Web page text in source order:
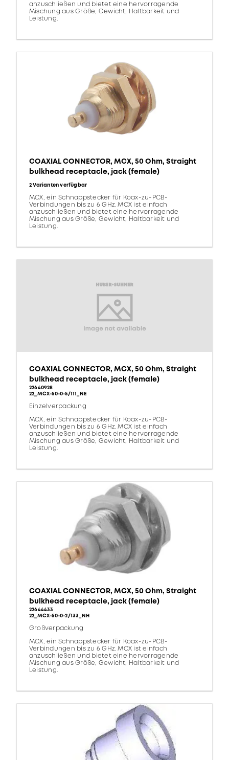
anzuschließen und bietet eine hervorragende
Mischung aus Größe, Gewicht, Haltbarkeit und
Leistung.
COAXIAL CONNECTOR, MCX, 50 Ohm, Straight
bulkhead receptacle, jack (female)
2 Varianten verfügbar
MCX, ein Schnappstecker für Koax-zu-PCB-
Verbindungen bis zu 6 GHz. MCX ist einfach
anzuschließen und bietet eine hervorragende
Mischung aus Größe, Gewicht, Haltbarkeit und
Leistung.
COAXIAL CONNECTOR, MCX, 50 Ohm, Straight
bulkhead receptacle, jack (female)
22640928
22_MCX-50-0-5/111_NE
Einzelverpackung
MCX, ein Schnappstecker für Koax-zu-PCB-
Verbindungen bis zu 6 GHz. MCX ist einfach
anzuschließen und bietet eine hervorragende
Mischung aus Größe, Gewicht, Haltbarkeit und
Leistung.
COAXIAL CONNECTOR, MCX, 50 Ohm, Straight
bulkhead receptacle, jack (female)
22644433
22_MCX-50-0-2/133_NH
Großverpackung
MCX, ein Schnappstecker für Koax-zu-PCB-
Verbindungen bis zu 6 GHz. MCX ist einfach
anzuschließen und bietet eine hervorragende
Mischung aus Größe, Gewicht, Haltbarkeit und
Leistung.